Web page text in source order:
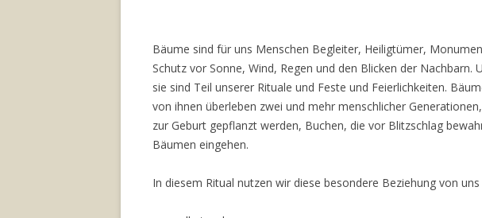
Bäume sind für uns Menschen Begleiter, Heiligtümer,
Schutz vor Sonne, Wind, Regen und den Blicken der
sie sind Teil unserer Rituale und Feste und Feierlichkeiten.
von ihnen überleben zwei und mehr menschlicher
zur Geburt gepflanzt werden, Buchen, die vor Blitzschlag
Bäumen eingehen.
In diesem Ritual nutzen wir diese besondere Beziehung von